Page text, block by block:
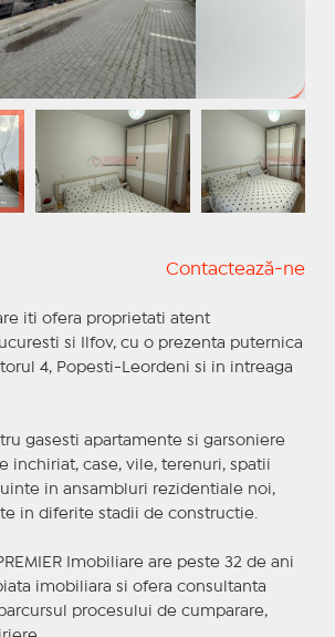
Contactează-ne
iti ofera proprietati atent
si Ilfov, cu o prezenta puternica
4, Popesti-Leordeni si in intreaga
gasesti apartamente si garsoniere
inchiriat, case, vile, terenuri, spatii
in ansambluri rezidentiale noi,
in diferite stadii de constructie.
Imobiliare are peste 32 de ani
imobiliara si ofera consultanta
procesului de cumparare,